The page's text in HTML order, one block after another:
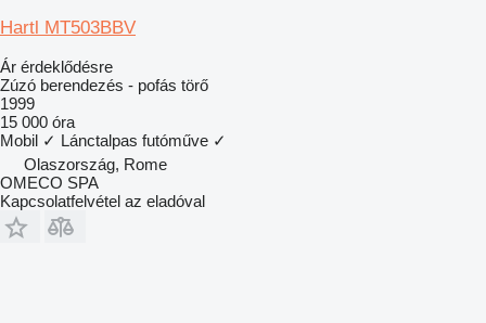
Hartl MT503BBV
Ár érdeklődésre
Zúzó berendezés - pofás törő
1999
15 000 óra
Mobil ✓ Lánctalpas futóműve ✓
Olaszország, Rome
OMECO SPA
Kapcsolatfelvétel az eladóval